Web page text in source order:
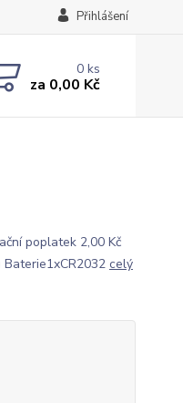
Přihlášení
0ks
za 0,00 Kč
poplatek 2,00 Kč
celý